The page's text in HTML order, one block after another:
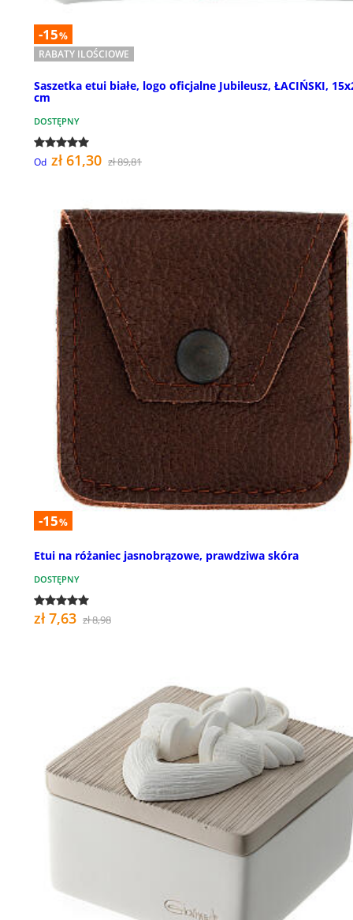
-15%
RABATY ILOŚCIOWE
Saszetka etui białe, logo oficjalne Jubileusz, ŁACIŃSKI,
cm
DOSTĘPNY
Od zł 61,30 zł 89,81
-15%
Etui na różaniec jasnobrązowe, prawdziwa skóra
DOSTĘPNY
zł 7,63 zł 8,98